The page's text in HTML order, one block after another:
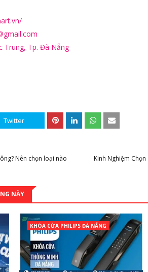
Trung, Tp. Đà Nẵng
Twitter
Kinh Nghiệm
Nên chọn loại nào
NÀY
KHÓA CỬA PHILIPS ĐÀ NẴNG